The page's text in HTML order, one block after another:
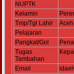
NUPTK
Kelamin
Tmp/Tgl Lahir
Pelajaran
Pangkat/Gol
Tugas
Tambahan
Email